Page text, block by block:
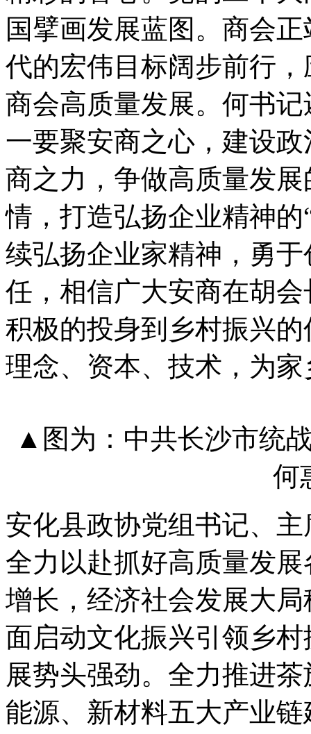
国擘画发展蓝图。商会
代的宏伟目标阔步前行
商会高质量发展。何书
一要聚安商之心，建设
商之力，争做高质量发
情，打造弘扬企业精神
续弘扬企业家精神，勇
任，相信广大安商在胡
积极的投身到乡村振兴
理念、资本、技术，为
▲图为：中共长沙市统
何
安化县政协党组书记、
全力以赴抓好高质量发
增长，经济社会发展大
面启动文化振兴引领乡
展势头强劲。全力推进
能源、新材料五大产业